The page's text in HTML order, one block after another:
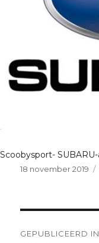
Scoobysport-
Geplaatst
18 november 2019
GEPUBLICEERD IN